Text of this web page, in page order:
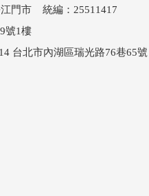
門市 統編：25511417
號1樓
台北市內湖區瑞光路76巷65號